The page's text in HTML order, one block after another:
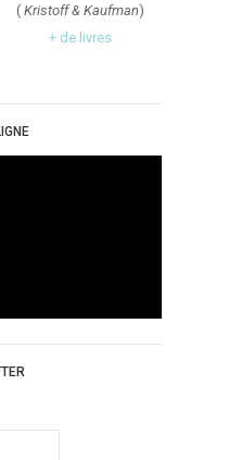
(Kristoff & Kaufman)
+ de livres